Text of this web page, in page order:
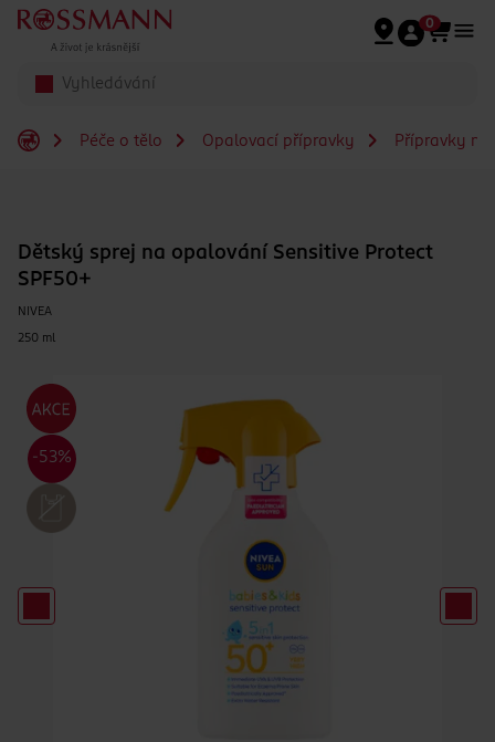
Přeskočit na hlavmní obsah
0
Péče o tělo Opalovací přípravky Přípravky
Dětský sprej na opalování Sensitive Protect
SPF50+
NIVEA
250 ml